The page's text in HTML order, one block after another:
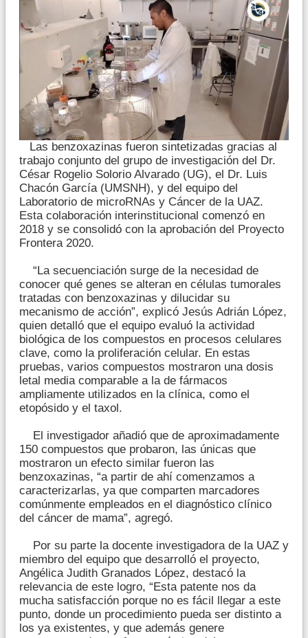
Las benzoxazinas fueron sintetizadas gracias al
trabajo conjunto del grupo de investigación del Dr.
César Rogelio Solorio Alvarado (UG), el Dr. Luis
Chacón García (UMSNH), y del equipo del
Laboratorio de microRNAs y Cáncer de la UAZ.
Esta colaboración interinstitucional comenzó en
2018 y se consolidó con la aprobación del Proyecto
Frontera 2020.
“La secuenciación surge de la necesidad de
conocer qué genes se alteran en células tumorales
tratadas con benzoxazinas y dilucidar su
mecanismo de acción”, explicó Jesús Adrián López,
quien detalló que el equipo evaluó la actividad
biológica de los compuestos en procesos celulares
clave, como la proliferación celular. En estas
pruebas, varios compuestos mostraron una dosis
letal media comparable a la de fármacos
ampliamente utilizados en la clínica, como el
etopósido y el taxol.
El investigador añadió que de aproximadamente
150 compuestos que probaron, las únicas que
mostraron un efecto similar fueron las
benzoxazinas, “a partir de ahí comenzamos a
caracterizarlas, ya que comparten marcadores
comúnmente empleados en el diagnóstico clínico
del cáncer de mama”, agregó.
Por su parte la docente investigadora de la UAZ y
miembro del equipo que desarrolló el proyecto,
Angélica Judith Granados López, destacó la
relevancia de este logro, “Esta patente nos da
mucha satisfacción porque no es fácil llegar a este
punto, donde un procedimiento pueda ser distinto a
los ya existentes, y que además genere